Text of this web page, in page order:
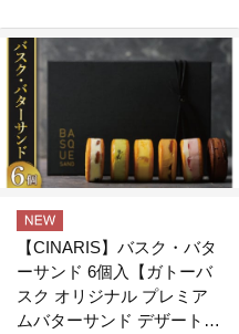
【CINARIS】バスク・バタ
ーサンド 6個入【ガトーバ
スク オリジナル プレミア
ムバターサンド デザート